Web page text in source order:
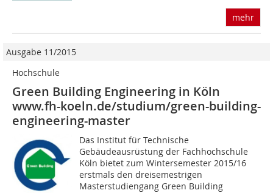
mehr
Ausgabe 11/2015
Hochschule
Green Building Engineering in Köln
www.fh-koeln.de/studium/green-building-
engineering-master
Das Institut für Technische
Gebäudeausrüstung der Fachhochschule
Köln bietet zum Wintersemester 2015/16
erstmals den drei­semestrigen
Masterstudiengang Green Building